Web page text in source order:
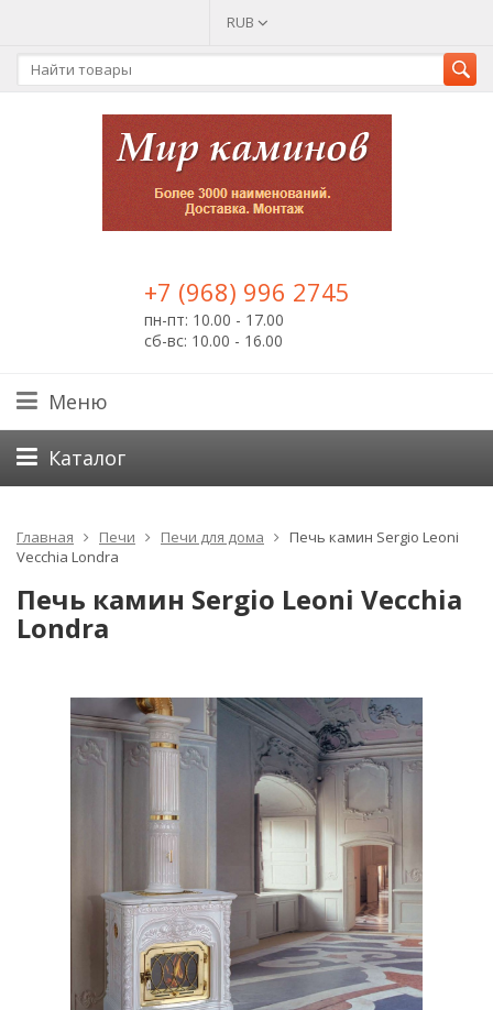
RUB
+7 (968) 996 2745
пн-пт: 10.00 - 17.00
сб-вс: 10.00 - 16.00
Меню
Каталог
Главная Печи Печи для дома
Печь камин Sergio Leoni
Vecchia Londra
Печь камин Sergio Leoni Vecchia
Londra